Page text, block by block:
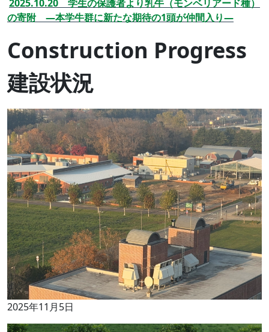
2025.10.20 学生の保護者より乳牛（モンベリアード種）
の寄附 ―本学牛群に新たな期待の1頭が仲間入り―
Construction Progress
建設状況
2025年11月5日